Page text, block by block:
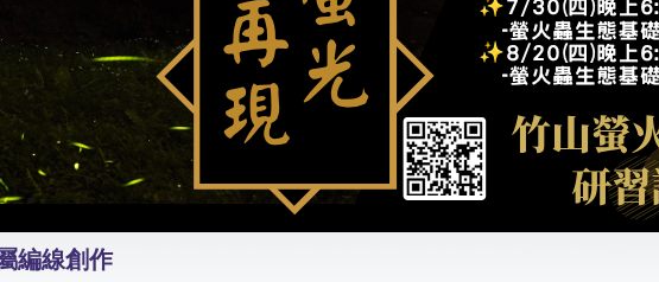
編線創作